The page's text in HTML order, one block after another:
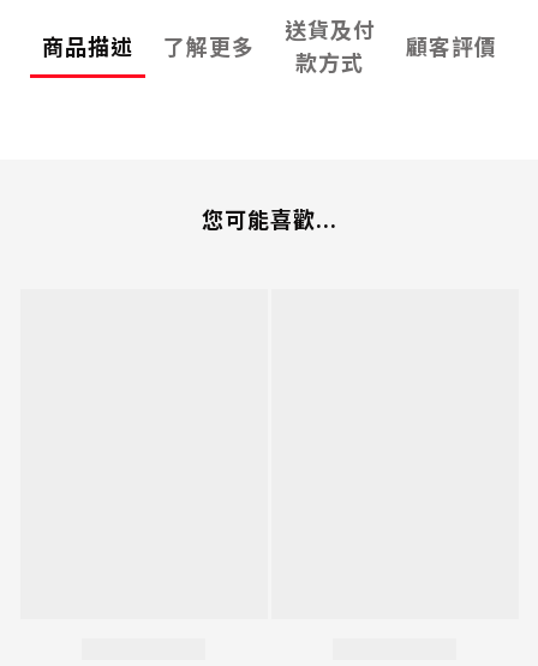
商品描述 了解更多
送貨及付
款方式
顧客評價
您可能喜歡...